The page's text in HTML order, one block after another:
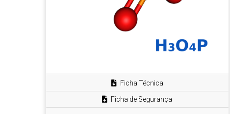
Ficha Técnica
Ficha de Segurança